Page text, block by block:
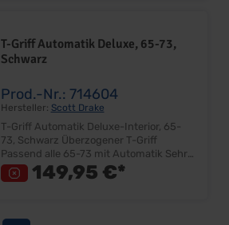
T-Griff Automatik Deluxe, 65-73,
Schwarz
Prod.-Nr.: 714604
Hersteller: Scott Drake
T-Griff Automatik Deluxe-Interior, 65-
73, Schwarz Überzogener T-Griff
Passend alle 65-73 mit Automatik Sehr
gute Qualität Lieferumfang: Stück Preis:149,95 €*